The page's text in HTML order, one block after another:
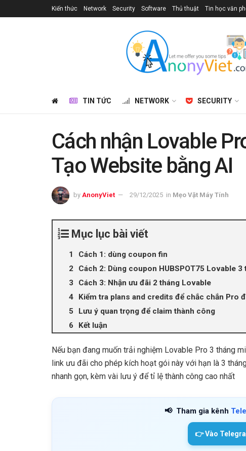
Kiến thức Network Security Software Thủ thuật Tin học văn
TIN TỨC NETWORK SECURITY
Cách nhận Lovable
Tạo Website bằng AI
by AnonyViet 29/12/2025 in Mẹo Vặt Máy Tính
Mục lục bài viết
Cách 1: dùng coupon fin
Cách 2: Dùng coupon HUBSPOT75 Lovable 3
Cách 3: Nhận ưu đãi 2 tháng Lovable
Kiểm tra plans and credits để chắc chắn Pro
Lưu ý quan trọng để claim thành công
Kết luận
Nếu bạn đang muốn trải nghiệm Lovable Pro 3 tháng
link ưu đãi cho phép kích hoạt gói này với hạn là 3
nhanh gọn, kèm vài lưu ý để tỉ lệ thành công cao nhất
📢 Tham gia kênh
👉 Vào